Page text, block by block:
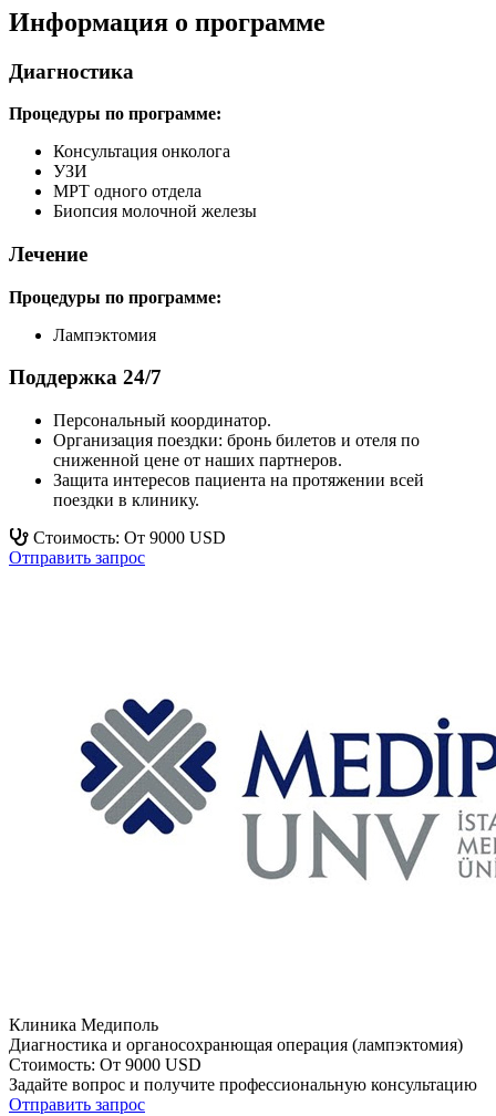
Информация о программе
Диагностика
Процедуры по программе:
Консультация онколога
УЗИ
МРТ одного отдела
Биопсия молочной железы
Лечение
Процедуры по программе:
Лампэктомия
Поддержка 24/7
Персональный координатор.
Организация поездки: бронь билетов и отеля по
сниженной цене от наших партнеров.
Защита интересов пациента на протяжении всей
поездки в клинику.
Стоимость: От 9000 USD
Отправить запрос
Клиника Медиполь
Диагностика и органосохранющая операция (лампэктомия)
Стоимость: От 9000 USD
Задайте вопрос и получите профессиональную консультацию
Отправить запрос